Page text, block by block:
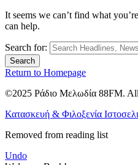
It seems we can’t find what
can help.
Search for:
Return to Homepage
©2025 Ράδιο Μελωδία 88FM.
Κατασκευή & Φιλοξενία
Removed from reading list
Undo